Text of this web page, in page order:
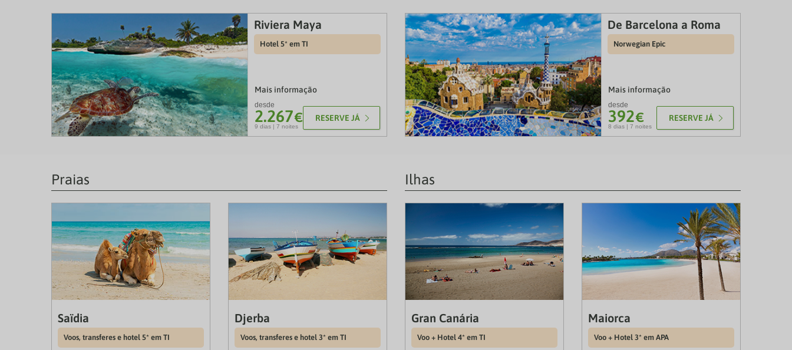
Riviera Maya
Hotel 5* em TI
Mais informação
desde
2.267€
9 dias | 7 noites
RESERVE JÁ
De Barcelona a Roma
Norwegian Epic
Mais informação
desde
392€
8 dias | 7 noites
RESERVE JÁ
Praias
Saïdia
Voos, transferes e hotel 5* em TI
Djerba
Voos, transferes e hotel 3* em TI
Ilhas
Gran Canária
Voo + Hotel 4* em TI
Maiorca
Voo + Hotel 3* em APA